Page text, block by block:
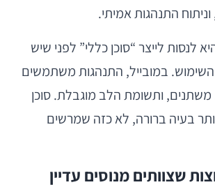
התנהגות אמיתי.
לנסות לייצר “סוכן כללי” לפני שיש
במובייל, התנהגות משתמשים
ותשומת הלב מוגבלת. סוכן
בעיה ברורה, לא כזה שמרשים
שצוותים מנוסים עדיין